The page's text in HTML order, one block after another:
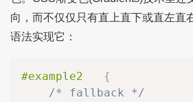
向，而不仅仅只有直上直下或直左直
语法实现它：
#example2
{
/* fallback */